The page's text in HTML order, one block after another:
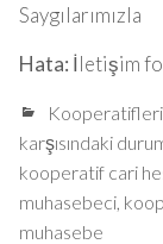
Saygılarımızla
Hata: İletişim
karşısındaki
kooperatif cari
muhasebeci
muhasebe